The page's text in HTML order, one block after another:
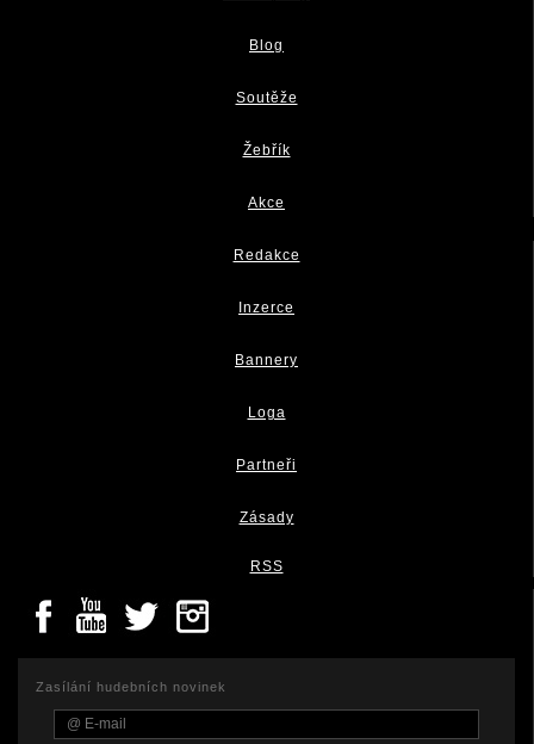
Blog
Soutěže
Žebřík
Akce
Redakce
Inzerce
Bannery
Loga
Partneři
Zásady
RSS
Zasílání hudebních novinek